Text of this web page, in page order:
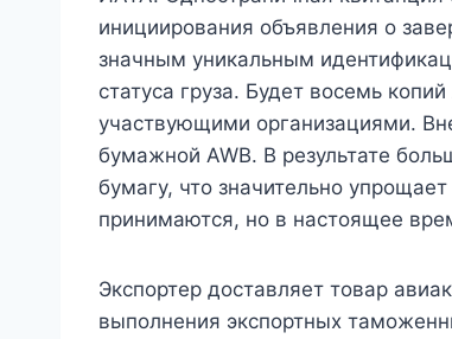
инициирования объявления о
значным уникальным
статуса груза. Будет восемь
участвующими организациями.
бумажной AWB. В результате
бумагу, что значительно
принимаются, но в настоящее
Экспортер доставляет товар
выполнения экспортных